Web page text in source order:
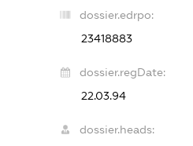
dossier.edrpo:
23418883
dossier.regDate:
22.03.94
dossier.heads: